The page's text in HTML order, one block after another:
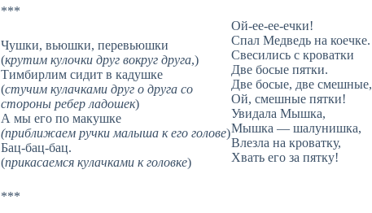
***
Чушки, вьюшки, перевьюшки
(крутим кулочки друг вокруг друга,)
Тимбирлим сидит в кадушке
(стучим кулачками друг о друга со
стороны ребер ладошек)
А мы его по макушке
(приближаем ручки малыша к его голове)
Бац-бац-бац.
(прикасаемся кулачками к головке)
***
Ой-ее-ее-ечки!
Спал Медведь на коечке.
Свесились с кроватки
Две босые пятки.
Две босые, две смешные,
Ой, смешные пятки!
Увидала Мышка,
Мышка — шалунишка,
Влезла на кроватку,
Хвать его за пятку!